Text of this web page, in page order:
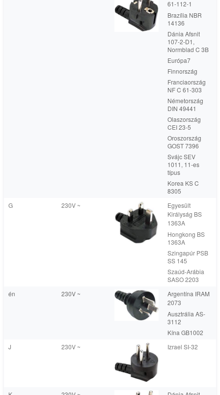
61-112-1
Brazília NBR
14136
Dánia Afsnit
107-2-D1,
Normblad C 3B
Európa7
Finnország
Franciaország
NF C 61-303
Németország
DIN 49441
Olaszország
CEI 23-5
Oroszország
GOST 7396
Svájc SEV
1011, 11-es
típus
Korea KS C
8305
G
230V ~
Egyesült
Királyság BS
1363A
Hongkong BS
1363A
Szingapúr PSB
SS 145
Szaúd-Arábia
SASO 2203
én
230V ~
Argentína IRAM
2073
Ausztrália AS-
3112
Kína GB1002
J
230V ~ Izrael SI-32